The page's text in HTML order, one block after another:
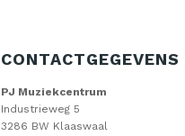
CONTACTGEGEVENS
PJ Muziekcentrum
Industrieweg 5
3286 BW Klaaswaal